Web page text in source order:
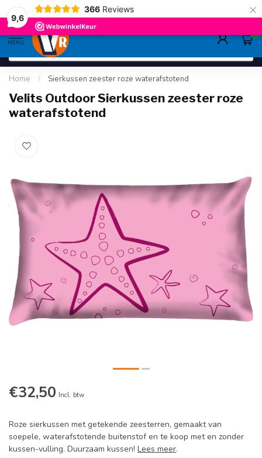
9,6
366 Reviews ×
gratis verzending>80,-
MENU
0
Home / Sierkussen zeester roze waterafstotend
Velits Outdoor Sierkussen zeester roze
waterafstotend
€32,50 Incl. btw
Roze sierkussen met getekende zeesterren, gemaakt van
soepele, waterafstotende buitenstof en te koop met en zonder
kussen-vulling. Duurzaam kussen! Lees meer.